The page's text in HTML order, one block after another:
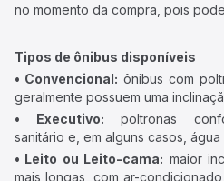
no momento da compra, pois
Tipos de ônibus disponíveis
• Convencional: ônibus com
geralmente possuem uma
• Executivo: poltronas
sanitário e, em alguns casos, água
• Leito ou Leito-cama: maior
mais longas, com ar-